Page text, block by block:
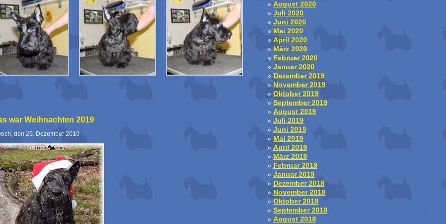
war Weihnachten 2019
den 25. Dezember 2019
August 2020
Juli 2020
Juni 2020
Mai 2020
April 2020
März 2020
Februar 2020
Januar 2020
Dezember 2019
November 2019
Oktober 2019
September 2019
August 2019
Juli 2019
Juni 2019
Mai 2019
April 2019
März 2019
Februar 2019
Januar 2019
Dezember 2018
November 2018
Oktober 2018
September 2018
August 2018